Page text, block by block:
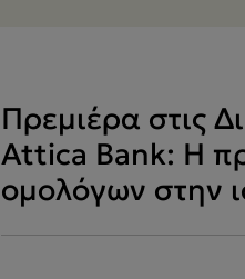
Πρεμιέρα στις
Attica Bank: Η
ομολόγων στην